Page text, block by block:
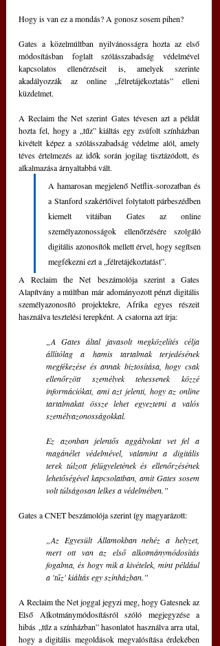
Hogy is van ez a mondás? A gonosz sosem pihen?
Gates a közelmúltban nyilvánosságra hozta az első
módosításban foglalt szólásszabadság védelmével
kapcsolatos ellenérzéseit is, amelyek szerinte
akadályozzák az online „félretájékoztatás” elleni
küzdelmet.
A Reclaim the Net szerint Gates tévesen azt a példát
hozta fel, hogy a „tűz” kiáltás egy zsúfolt színházban
kivételt képez a szólásszabadság védelme alól, amely
téves értelmezés az idők során jogilag tisztázódott, és
alkalmazása árnyaltabbá vált.
A hamarosan megjelenő Netflix-sorozatban és
a Stanford szakértőivel folytatott párbeszédben
kiemelt vitáiban Gates az online
személyazonosságok ellenőrzésére szolgáló
digitális azonosítók mellett érvel, hogy segítsen
megfékezni ezt a „félretájékoztatást”.
A Reclaim the Net beszámolója szerint a Gates
Alapítvány a múltban már adományozott pénzt digitális
személyazonosító projektekre, Afrika egyes részeit
használva tesztelési terepként. A csatorna azt írja:
„A Gates által javasolt megközelítés célja
állítólag a hamis tartalmak terjedésének
megfékezése és annak biztosítása, hogy csak
ellenőrzött személyek tehessenek közzé
információkat, ami azt jelenti, hogy az online
tartalmakat össze lehet egyeztetni a valós
személyazonosságokkal.
Ez azonban jelentős aggályokat vet fel a
magánélet védelmével, valamint a digitális
terek túlzott felügyeletének és ellenőrzésének
lehetőségével kapcsolatban, amit Gates sosem
volt túlságosan lelkes a védelmében.”
Gates a CNET beszámolója szerint így magyarázott:
„Az Egyesült Államokban nehéz a helyzet,
mert ott van az első alkotmánymódosítás
fogalma, és hogy mik a kivételek, mint például
a 'tűz' kiáltás egy színházban.”
A Reclaim the Net joggal jegyzi meg, hogy Gatesnek az
Első Alkotmánymódosításról szóló megjegyzése a
hibás „tűz a színházban” hasonlatot használva arra utal,
hogy a digitális megoldások megvalósítása érdekében